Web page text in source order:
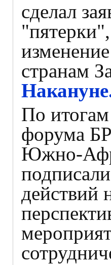
сделал
странам
По
форума
Южно-
действий